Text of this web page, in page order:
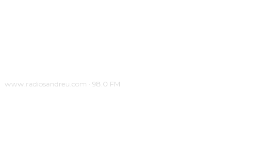
www.radiosandreu.com · 98.0 FM